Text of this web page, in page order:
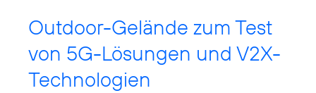
Outdoor-Gelände zum Test
von 5G-Lösungen und V2X-
Technologien